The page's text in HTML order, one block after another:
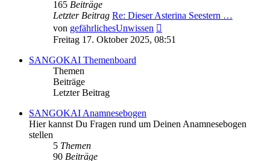
165 Beiträge
Letzter Beitrag Re: Dieser Asterina Seestern …
von gefährlichesUnwissen
Beitrag
Freitag 17. Oktober 2025, 08:51
SANGOKAI Themenboard
Themen
Beiträge
Letzter Beitrag
SANGOKAI Anamnesebogen
Hier kannst Du Fragen rund um Deinen Anamnesebogen
stellen
5 Themen
90 Beiträge